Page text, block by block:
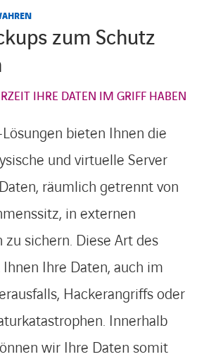
zum Schutz
IHRE DATEN IM GRIFF HABEN
bieten Ihnen die
und virtuelle Server
räumlich getrennt von
in externen
sichern. Diese Art des
Ihre Daten, auch im
Hackerangriffs oder
Innerhalb
wir Ihre Daten somit